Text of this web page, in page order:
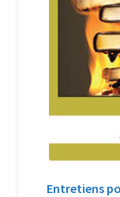
Entretiens